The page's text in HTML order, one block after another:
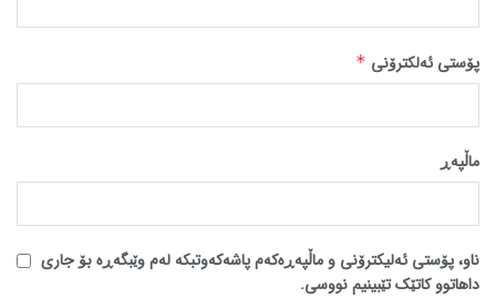
پۆستی ئەلکترۆنی *
ماڵپه‌ڕ
ناو، پۆستی ئەلیکترۆنی و ماڵپەڕەکەم پاشەکەوتبکە لەم وێبگەڕە بۆ جاری
داهاتوو کاتێک تێبینیم نووسی.